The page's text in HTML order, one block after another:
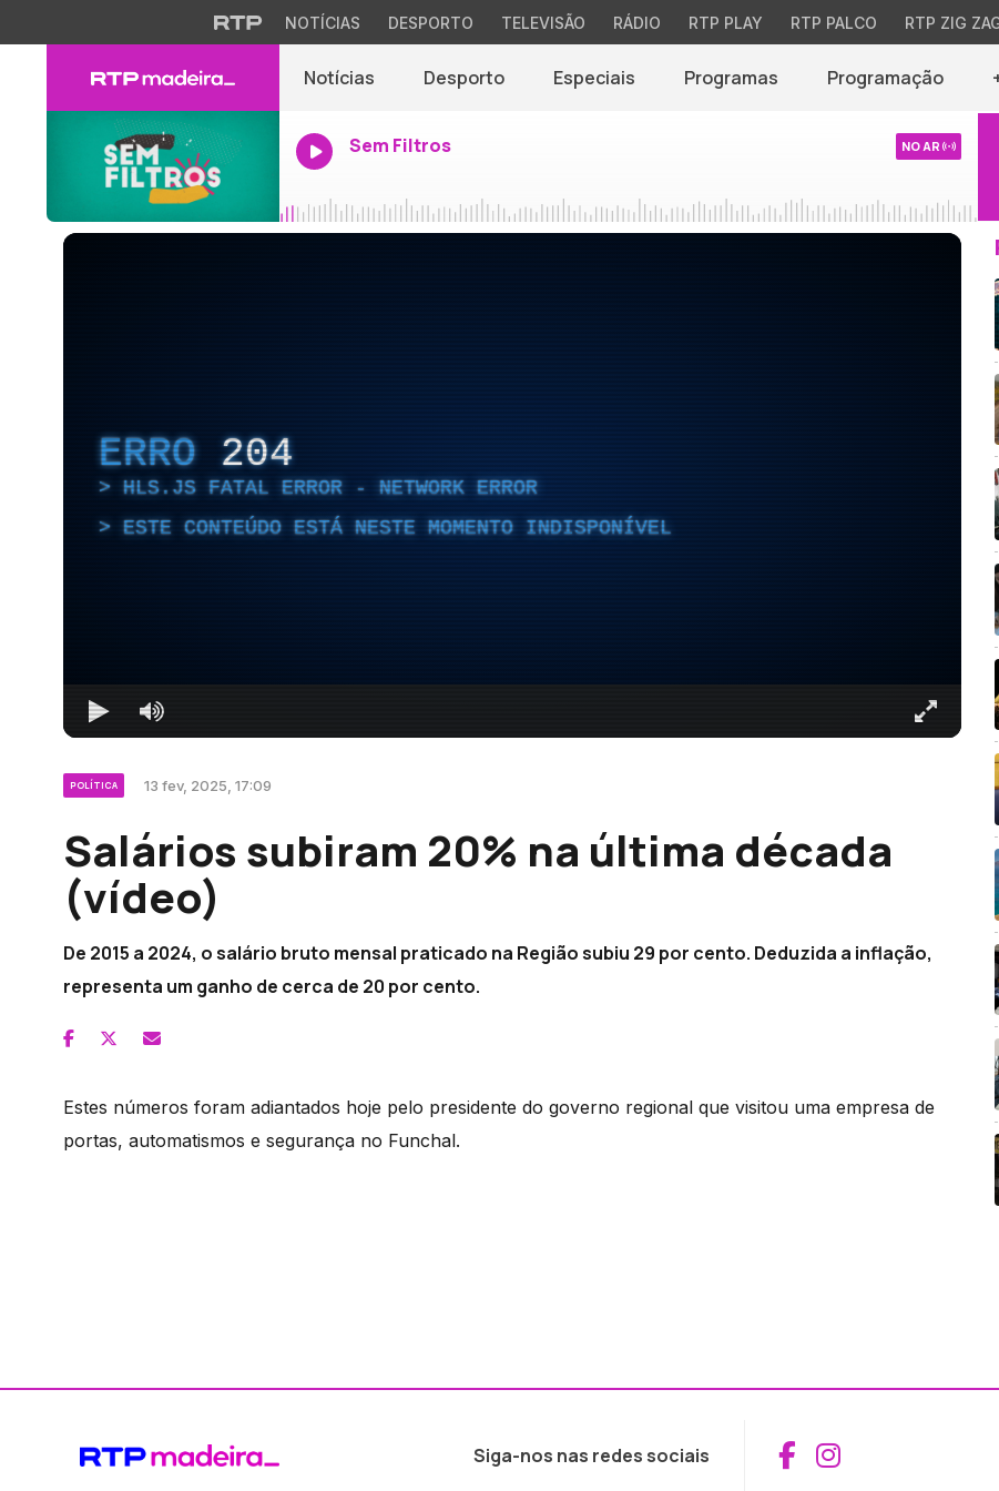
NOTÍCIAS DESPORTO TELEVISÃO RÁDIO RTP PLAY RTP PALCO RTP ZIG
Notícias Desporto Especiais Programas Programação
Sem Filtros NO AR
ERRO 204
HLS.JS FATAL ERROR - NETWORK ERROR
ESTE CONTEÚDO ESTÁ NESTE MOMENTO INDISPONÍVEL
POLÍTICA 13 fev, 2025, 17:09
Salários subiram 20% na última década
(vídeo)
De 2015 a 2024, o salário bruto mensal praticado na Região subiu 29 por cento. Deduzida a inflação,
representa um ganho de cerca de 20 por cento.
Estes números foram adiantados hoje pelo presidente do governo regional que visitou uma empresa de
portas, automatismos e segurança no Funchal.
Siga-nos nas redes sociais Aceder ao
Aceder ao